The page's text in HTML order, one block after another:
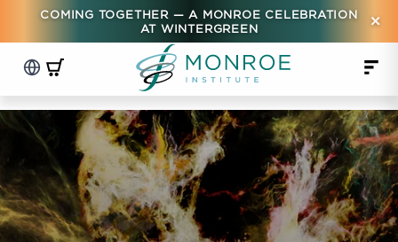
COMING TOGETHER — A MONROE CELEBRATION
AT WINTERGREEN
×